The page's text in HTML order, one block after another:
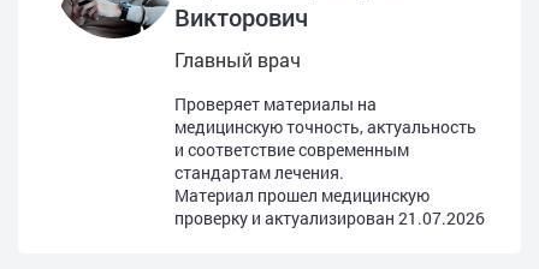
Викторович
Главный врач
Проверяет материалы на
медицинскую точность, актуальность
и соответствие современным
стандартам лечения.
Материал прошел медицинскую
проверку и актуализирован 21.07.2026